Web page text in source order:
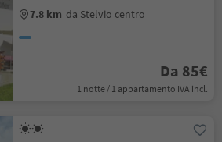
7.8 km da Stelvio centro
Da 85€
1 notte / 1 appartamento IVA incl.